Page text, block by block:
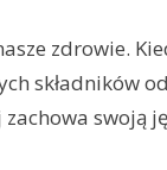
zdrowie.
składników
swoją